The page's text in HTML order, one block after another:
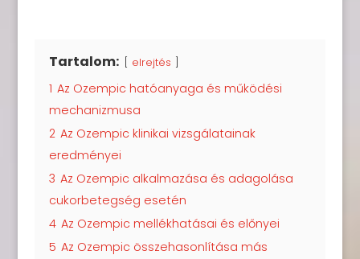
Tartalom: elrejtés
1 Az Ozempic hatóanyaga és működési
mechanizmusa
2 Az Ozempic klinikai vizsgálatainak
eredményei
3 Az Ozempic alkalmazása és adagolása
cukorbetegség esetén
4 Az Ozempic mellékhatásai és előnyei
5 Az Ozempic összehasonlítása más